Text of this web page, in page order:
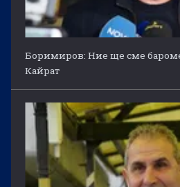
Боримиров: Ние ще сме
Кайрат